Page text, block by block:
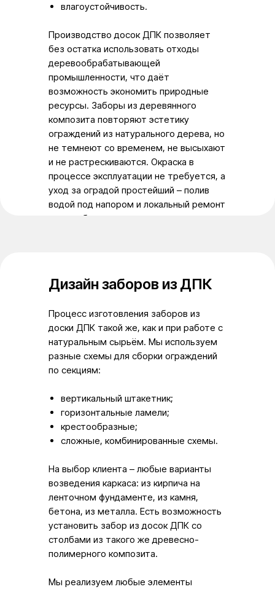
влагоустойчивость.
Производство досок ДПК позволяет
без остатка использовать отходы
деревообрабатывающей
промышленности, что даёт
возможность экономить природные
ресурсы. Заборы из деревянного
композита повторяют эстетику
ограждений из натурального дерева, но
не темнеют со временем, не высыхают
и не растрескиваются. Окраска в
процессе эксплуатации не требуется, а
уход за оградой простейший – полив
водой под напором и локальный ремонт
при необходимости.
Дизайн заборов из ДПК
Процесс изготовления заборов из
доски ДПК такой же, как и при работе с
натуральным сырьём. Мы используем
разные схемы для сборки ограждений
по секциям:
вертикальный штакетник;
горизонтальные ламели;
крестообразные;
сложные, комбинированные схемы.
На выбор клиента – любые варианты
возведения каркаса: из кирпича на
ленточном фундаменте, из камня,
бетона, из металла. Есть возможность
установить забор из досок ДПК со
столбами из такого же древесно-
полимерного композита.
Мы реализуем любые элементы